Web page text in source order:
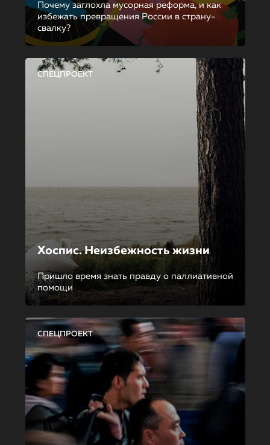
Почему заглохла мусорная реформа, и как
избежать превращения России в страну-
свалку?
СПЕЦПРОЕКТ
Хоспис. Неизбежность жизни
Пришло время знать правду о паллиативной
помощи
СПЕЦПРОЕКТ